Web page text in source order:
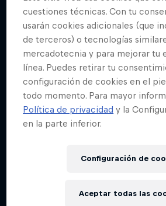
cuestiones técnicas. Con tu
usarán cookies adicionales (que
de terceros) o tecnologías
mercadotecnia y para mejorar tu
línea. Puedes retirar tu
configuración de cookies en el
todo momento. Para mayor
Política de privacidad y la
en la parte inferior.
Configuración de
Aceptar todas las